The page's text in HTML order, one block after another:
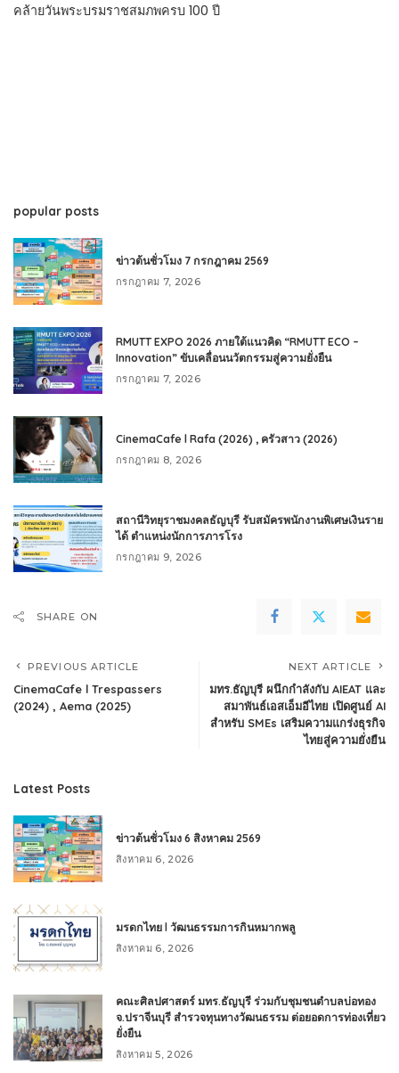
คล้ายวันพระบรมราชสมภพครบ 100 ปี
popular posts
ข่าวต้นชั่วโมง 7 กรกฎาคม 2569
กรกฎาคม 7, 2026
RMUTT EXPO 2026 ภายใต้แนวคิด “RMUTT ECO –
Innovation” ขับเคลื่อนนวัตกรรมสู่ความยั่งยืน
กรกฎาคม 7, 2026
CinemaCafe l Rafa (2026) , ครัวสาว (2026)
กรกฎาคม 8, 2026
สถานีวิทยุราชมงคลธัญบุรี รับสมัครพนักงานพิเศษเงินราย
ได้ ตำแหน่งนักการภารโรง
กรกฎาคม 9, 2026
SHARE ON
PREVIOUS ARTICLE
CinemaCafe l Trespassers
(2024) , Aema (2025)
NEXT ARTICLE
มทร.ธัญบุรี ผนึกกำลังกับ AIEAT และ
สมาพันธ์เอสเอ็มอีไทย เปิดศูนย์ AI
สำหรับ SMEs เสริมความแกร่งธุรกิจ
ไทยสู่ความยั่งยืน
Latest Posts
ข่าวต้นชั่วโมง 6 สิงหาคม 2569
สิงหาคม 6, 2026
มรดกไทย l วัฒนธรรมการกินหมากพลู
สิงหาคม 6, 2026
คณะศิลปศาสตร์ มทร.ธัญบุรี ร่วมกับชุมชนตำบลบ่อทอง
จ.ปราจีนบุรี สำรวจทุนทางวัฒนธรรม ต่อยอดการท่องเที่ยว
ยั่งยืน
สิงหาคม 5, 2026